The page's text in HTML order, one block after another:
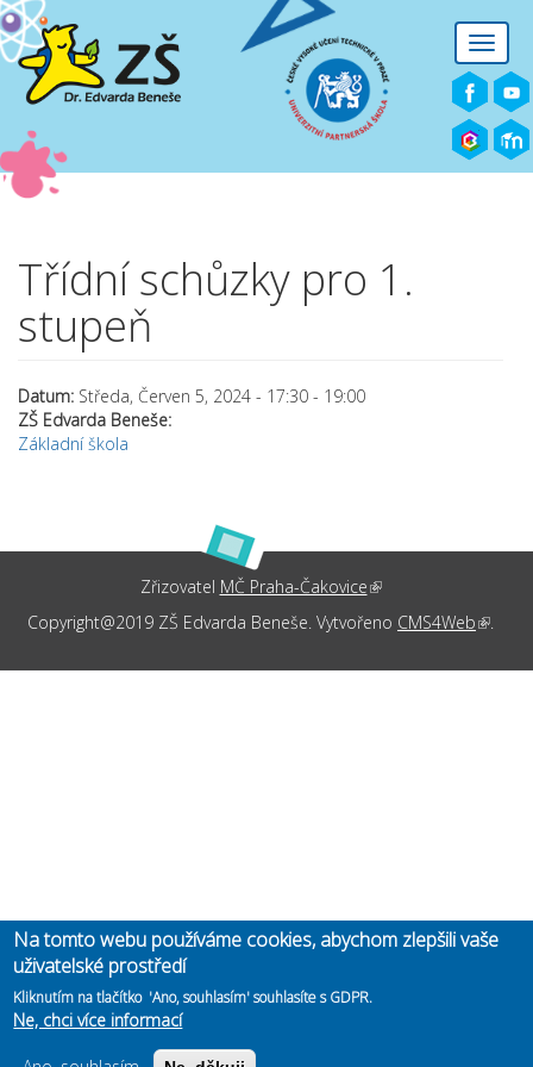
Přejít k hlavnímu obsahu
Toggle
Třídní schůzky pro 1.
stupeň
Datum: Středa, Červen 5, 2024 - 17:30 - 19:00
ZŠ Edvarda Beneše:
Základní škola
Zřizovatel MČ Praha-Čakovice(link is external)
Copyright@2019 ZŠ Edvarda Beneše. Vytvořeno CMS4Web (link is
.
Na tomto webu používáme cookies, abychom zlepšili vaše
uživatelské prostředí
Kliknutím na tlačítko 'Ano, souhlasím' souhlasíte s GDPR.
Ne, chci více informací